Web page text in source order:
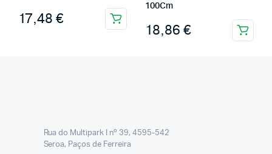
17,48 €
100Cm
18,86 €
Rua do Multipark I nº 39, 4595-542
Seroa, Paços de Ferreira